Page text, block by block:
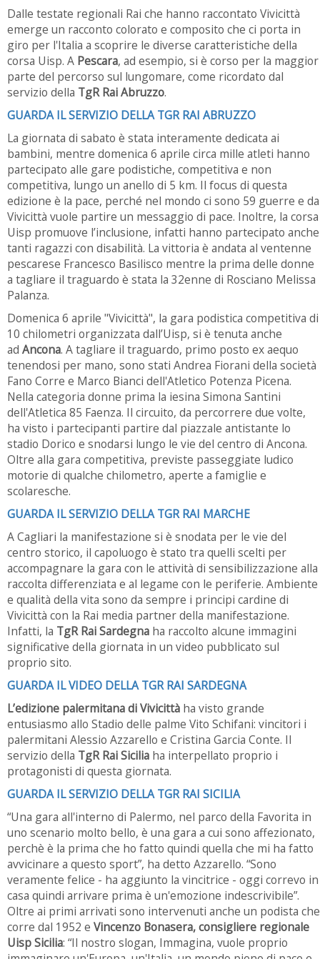
Dalle testate regionali Rai che hanno raccontato Vivicittà
emerge un racconto colorato e composito che ci porta in
giro per l'Italia a scoprire le diverse caratteristiche della
corsa Uisp. A Pescara, ad esempio, si è corso per la maggior
parte del percorso sul lungomare, come ricordato dal
servizio della TgR Rai Abruzzo.
GUARDA IL SERVIZIO DELLA TGR RAI ABRUZZO
La giornata di sabato è stata interamente dedicata ai
bambini, mentre domenica 6 aprile circa mille atleti hanno
partecipato alle gare podistiche, competitiva e non
competitiva, lungo un anello di 5 km. Il focus di questa
edizione è la pace, perché nel mondo ci sono 59 guerre e da
Vivicittà vuole partire un messaggio di pace. Inoltre, la corsa
Uisp promuove l’inclusione, infatti hanno partecipato anche
tanti ragazzi con disabilità. La vittoria è andata al ventenne
pescarese Francesco Basilisco mentre la prima delle donne
a tagliare il traguardo è stata la 32enne di Rosciano Melissa
Palanza.
Domenica 6 aprile "Vivicittà", la gara podistica competitiva di
10 chilometri organizzata dall’Uisp, si è tenuta anche
ad Ancona. A tagliare il traguardo, primo posto ex aequo
tenendosi per mano, sono stati Andrea Fiorani della società
Fano Corre e Marco Bianci dell'Atletico Potenza Picena.
Nella categoria donne prima la iesina Simona Santini
dell'Atletica 85 Faenza. Il circuito, da percorrere due volte,
ha visto i partecipanti partire dal piazzale antistante lo
stadio Dorico e snodarsi lungo le vie del centro di Ancona.
Oltre alla gara competitiva, previste passeggiate ludico
motorie di qualche chilometro, aperte a famiglie e
scolaresche.
GUARDA IL SERVIZIO DELLA TGR RAI MARCHE
A Cagliari la manifestazione si è snodata per le vie del
centro storico, il capoluogo è stato tra quelli scelti per
accompagnare la gara con le attività di sensibilizzazione alla
raccolta differenziata e al legame con le periferie. Ambiente
e qualità della vita sono da sempre i principi cardine di
Vivicittà con la Rai media partner della manifestazione.
Infatti, la TgR Rai Sardegna ha raccolto alcune immagini
significative della giornata in un video pubblicato sul
proprio sito.
GUARDA IL VIDEO DELLA TGR RAI SARDEGNA
L’edizione palermitana di Vivicittà ha visto grande
entusiasmo allo Stadio delle palme Vito Schifani: vincitori i
palermitani Alessio Azzarello e Cristina Garcia Conte. Il
servizio della TgR Rai Sicilia ha interpellato proprio i
protagonisti di questa giornata.
GUARDA IL SERVIZIO DELLA TGR RAI SICILIA
“Una gara all'interno di Palermo, nel parco della Favorita in
uno scenario molto bello, è una gara a cui sono affezionato,
perchè è la prima che ho fatto quindi quella che mi ha fatto
avvicinare a questo sport”, ha detto Azzarello. “Sono
veramente felice - ha aggiunto la vincitrice - oggi correvo in
casa quindi arrivare prima è un'emozione indescrivibile”.
Oltre ai primi arrivati sono intervenuti anche un podista che
corre dal 1952 e Vincenzo Bonasera, consigliere regionale
Uisp Sicilia: “Il nostro slogan, Immagina, vuole proprio